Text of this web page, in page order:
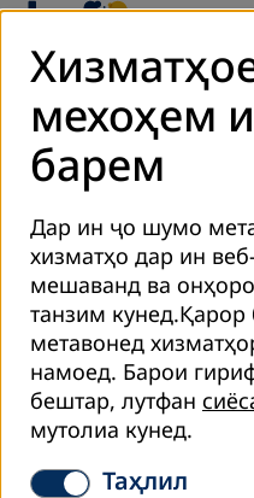
Низоми DVV International
шахсӣ
DVV
мехоҳем
барем
Дар ин ҷо шумо
хизматҳо дар ин
мешаванд ва
танзим
метавонед
намоед. Барои
бештар, лутфан
мутолиа кунед.
Таҳлил